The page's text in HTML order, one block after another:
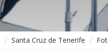
Santa Cruz de Tenerife